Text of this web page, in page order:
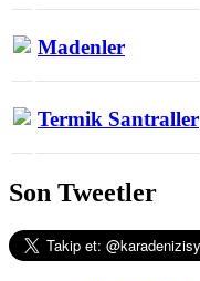
Madenler
Termik Santraller
Son Tweetler